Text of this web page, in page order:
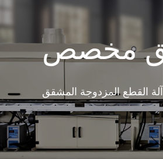
مخصص
آلة القطع المزدوجة المشقق